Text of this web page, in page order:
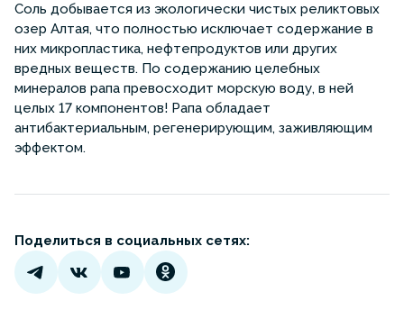
Соль добывается из экологически чистых реликтовых
озер Алтая, что полностью исключает содержание в
них микропластика, нефтепродуктов или других
вредных веществ. По содержанию целебных
минералов рапа превосходит морскую воду, в ней
целых 17 компонентов! Рапа обладает
антибактериальным, регенерирующим, заживляющим
эффектом.
Поделиться в социальных сетях: